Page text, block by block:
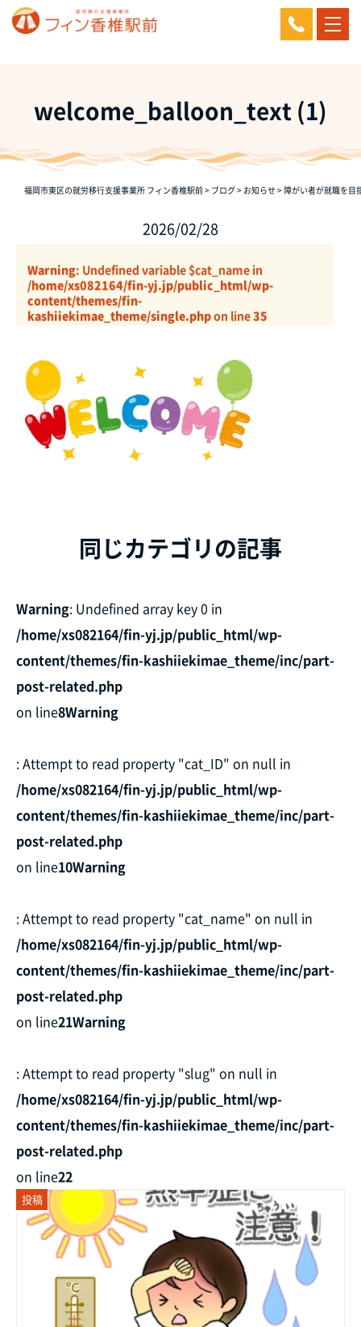
welcome_balloon_text (1)
福岡市東区の就労移行支援事業所 フィン香椎駅前> ブログ> お知らせ> 障がい者が就職を目
2026/02/28
Warning: Undefined variable $cat_name in
/home/xs082164/fin-yj.jp/public_html/wp-
content/themes/fin-
kashiiekimae_theme/single.phpon line35
同じカテゴリの記事
Warning: Undefined array key 0 in
/home/xs082164/fin-yj.jp/public_html/wp-
content/themes/fin-kashiiekimae_theme/inc/part-
post-related.php
on line8Warning
: Attempt to read property "cat_ID" on null in
/home/xs082164/fin-yj.jp/public_html/wp-
content/themes/fin-kashiiekimae_theme/inc/part-
post-related.php
on line10Warning
: Attempt to read property "cat_name" on null in
/home/xs082164/fin-yj.jp/public_html/wp-
content/themes/fin-kashiiekimae_theme/inc/part-
post-related.php
on line21Warning
: Attempt to read property "slug" on null in
/home/xs082164/fin-yj.jp/public_html/wp-
content/themes/fin-kashiiekimae_theme/inc/part-
post-related.php
on line22
投稿